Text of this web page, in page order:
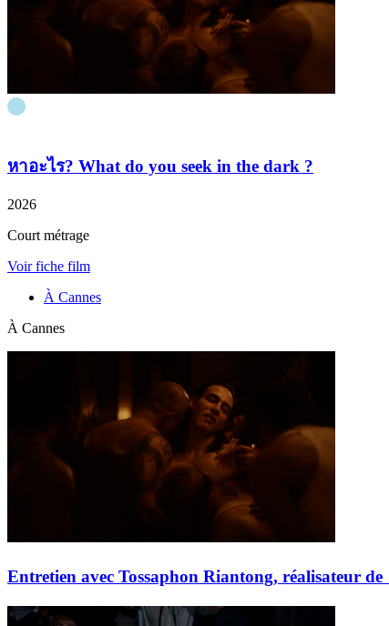
หาอะไร? What do you seek in the dark ?
2026
Court métrage
Voir fiche film
À Cannes
À Cannes
Entretien avec Tossaphon Riantong, réalisateur de